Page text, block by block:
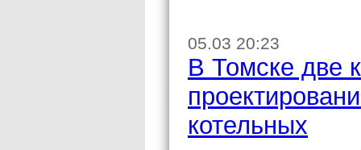
05.03 20:23
В Томске две
котельных